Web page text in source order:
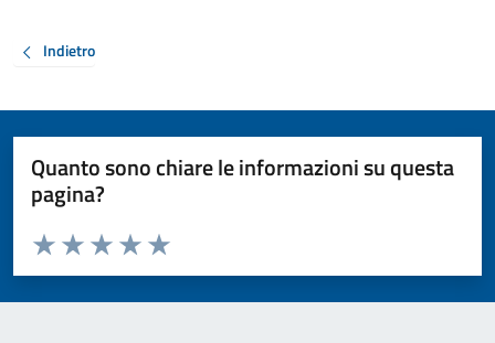
Indietro
Quanto sono chiare le informazioni su questa
pagina?
Valuta da 1 a 5 stelle la pagina
Valuta 5 stelle su 5
Valuta 4 stelle su 5
Valuta 3 stelle su 5
Valuta 2 stelle su 5
Valuta 1 stelle su 5